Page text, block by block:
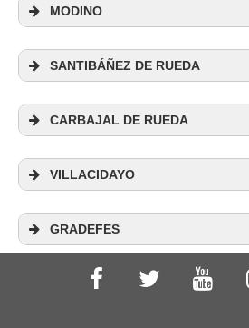
C/ Calle San Guillermo
plazas. Abierto todo el año.
SI cocina (básico). SI salón
+34 987 701 370/+34 620
433 571/+34 619 355 051
Albergue Montaña
C/ Las Eras 28. 100
MODINO
SANTIBÁÑEZ DE RUEDA
CARBAJAL DE RUEDA
VILLACIDAYO
GRADEFES